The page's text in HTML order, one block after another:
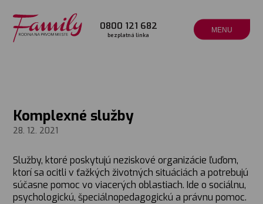
0800 121 682
bezplatná linka
MENU
Komplexné služby
28. 12. 2021
Služby, ktoré poskytujú neziskové organizácie ľuďom,
ktorí sa ocitli v ťažkých životných situáciách a potrebujú
súčasne pomoc vo viacerých oblastiach. Ide o sociálnu,
psychologickú, špeciálnopedagogickú a právnu pomoc.